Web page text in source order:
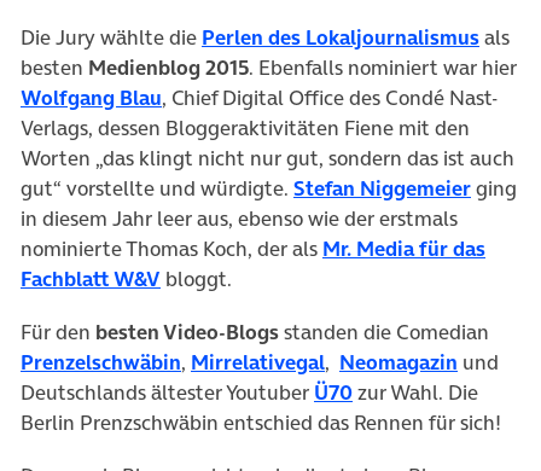
Die Jury wählte die Perlen des Lokaljournalismusals
besten Medienblog 2015. Ebenfalls nominiert war hier
Wolfgang Blau, Chief Digital Office des Condé Nast-
Verlags, dessen Bloggeraktivitäten Fiene mit den
Worten „das klingt nicht nur gut, sondern das ist auch
gut“ vorstellte und würdigte. Stefan Niggemeierging
in diesem Jahr leer aus, ebenso wie der erstmals
nominierte Thomas Koch, der als Mr. Media für das
Fachblatt W&V bloggt.
Für den besten Video-Blogsstanden die Comedian
Prenzelschwäbin, Mirrelativegal, Neomagazin und
Deutschlands ältester Youtuber Ü70zur Wahl. Die
Berlin Prenzschwäbin entschied das Rennen für sich!